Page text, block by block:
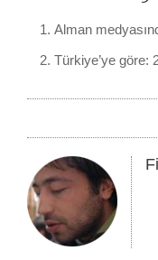
Alman
Türkiye’ye göre: